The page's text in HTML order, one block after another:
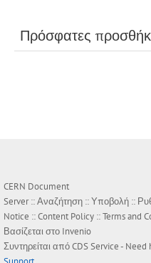
Πρόσφατες
CERN Document
Server ::Αναζήτηση ::Υποβολή ::
Notice ::Content Policy ::Terms and
Βασίζεται στο Invenio
Συντηρείται απόCDS Service- Need